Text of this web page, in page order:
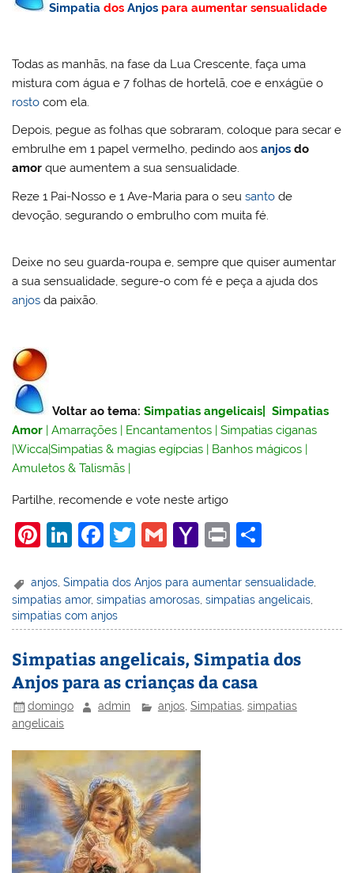
Simpatia dosAnjos para aumentar sensualidade
Todas as manhãs, na fase da Lua Crescente, faça uma
mistura com água e 7 folhas de hortelã, coe e enxágüe o
rosto com ela.
Depois, pegue as folhas que sobraram, coloque para secar e
embrulhe em 1 papel vermelho, pedindo aosanjos do
amor que aumentem a sua sensualidade.
Reze 1 Pai-Nosso e 1 Ave-Maria para o seusanto de
devoção, segurando o embrulho com muita fé.
Deixe no seu guarda-roupa e, sempre que quiser aumentar
a sua sensualidade, segure-o com fé e peça a ajuda dos
anjos da paixão.
Voltar ao tema: Simpatias angelicais
Simpatias
Amor |Amarrações | Encantamentos |Simpatias ciganas
|Wicca|Simpatias & magias egípcias | Banhos mágicos |
Amuletos & Talismãs |
Partilhe, recomende e vote neste artigo
Pi
er
e
st
Li
k
e
dI
n
F
c
e
b
o
o
k
T
itt
er
G
ai
l
Y
h
o
o
M
ai
l
Pr
t
ar
e
anjos,Simpatia dos Anjos para aumentar sensualidade,
simpatias amor,simpatias amorosas ,simpatias angelicais
simpatias com anjos
Simpatias angelicais, Simpatia dos
Anjos para as crianças da casa
domingo admin anjos, Simpatias, simpatias
angelicais